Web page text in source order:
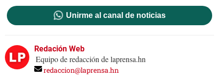
Unirme al canal de noticias
Redación Web
Equipo de redacción de laprensa.hn
redaccion@laprensa.hn